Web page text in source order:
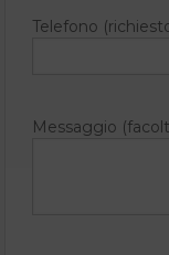
Telefono
Messaggio